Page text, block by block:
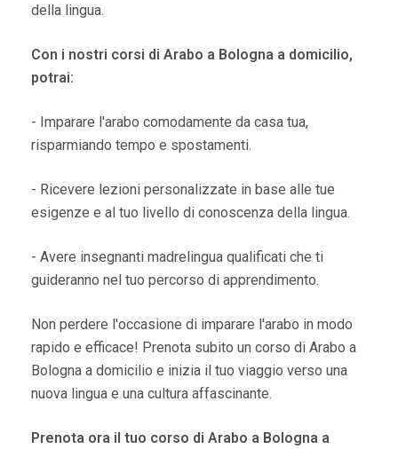
della lingua.
Con i nostri corsi di Arabo a Bologna a domicilio,
potrai:
- Imparare l'arabo comodamente da casa tua,
risparmiando tempo e spostamenti.
- Ricevere lezioni personalizzate in base alle tue
esigenze e al tuo livello di conoscenza della lingua.
- Avere insegnanti madrelingua qualificati che ti
guideranno nel tuo percorso di apprendimento.
Non perdere l'occasione di imparare l'arabo in modo
rapido e efficace! Prenota subito un corso di Arabo a
Bologna a domicilio e inizia il tuo viaggio verso una
nuova lingua e una cultura affascinante.
Prenota ora il tuo corso di Arabo a Bologna a